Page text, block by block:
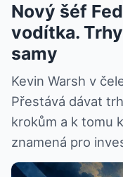
Nový šéf
vodítka.
samy
Kevin Warsh v
Přestává dávat
krokům a k tomu
znamená pro